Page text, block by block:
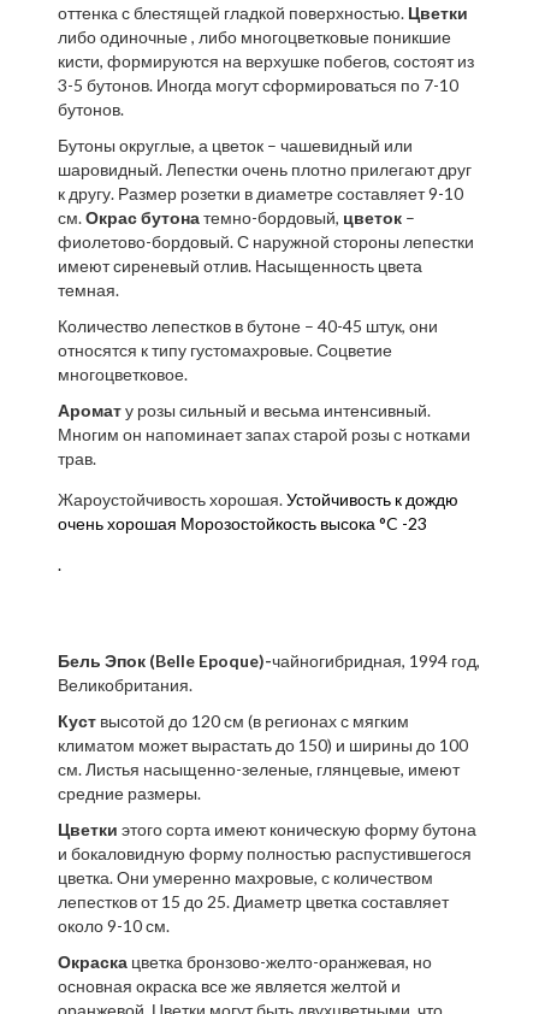
оттенка с блестящей гладкой поверхностью. Цветки
либо одиночные , либо многоцветковые поникшие
кисти, формируются на верхушке побегов, состоят из
3-5 бутонов. Иногда могут сформироваться по 7-10
бутонов.
Бутоны округлые, а цветок – чашевидный или
шаровидный. Лепестки очень плотно прилегают друг
к другу. Размер розетки в диаметре составляет 9-10
см.Окрас бутонатемно-бордовый, цветок –
фиолетово-бордовый. С наружной стороны лепестки
имеют сиреневый отлив. Насыщенность цвета
темная.
Количество лепестков в бутоне – 40-45 штук, они
относятся к типу густомахровые. Соцветие
многоцветковое.
Аромату розы сильный и весьма интенсивный.
Многим он напоминает запах старой розы с нотками
трав.
Жароустойчивость хорошая.Устойчивость к дождю
очень хорошая Морозостойкость высока°C -23
.
Бель Эпок (Belle Epoque)-чайногибридная, 1994 год,
Великобритания.
Куст высотой до 120 см (в регионах с мягким
климатом может вырастать до 150) и ширины до 100
см. Листья насыщенно-зеленые, глянцевые, имеют
средние размеры.
Цветки этого сорта имеют коническую форму бутона
и бокаловидную форму полностью распустившегося
цветка. Они умеренно махровые, с количеством
лепестков от 15 до 25. Диаметр цветка составляет
около 9-10 см.
Окраска цветка бронзово-желто-оранжевая, но
основная окраска все же является желтой и
оранжевой. Цветки могут быть двухцветными, что